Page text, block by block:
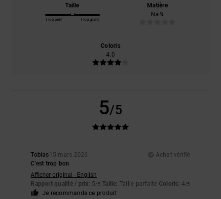
Taille
Trop petit Trop grand
Matière
NaN
Coloris
4.0
5/5
Tobias15 mars 2026
Achat vérifié
C'est trop bon
Afficher original - English
Rapport qualité / prix: 5/5 Taille: Taille parfaite Coloris: 4/5
Je recommande ce produit